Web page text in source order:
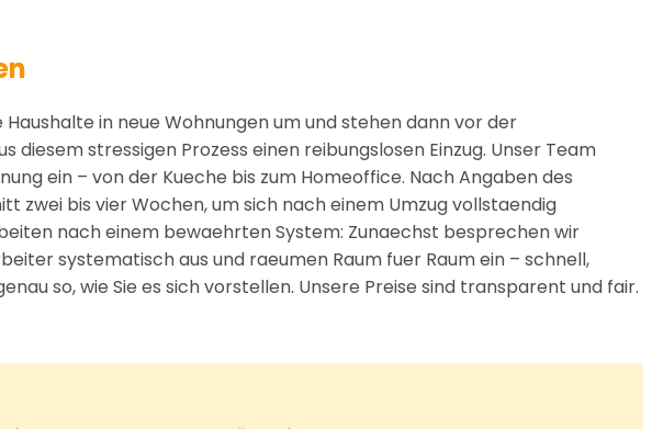
in neue Wohnungen um und stehen dann vor der
diesem stressigen Prozess einen reibungslosen Einzug. Unser Team
ein – von der Kueche bis zum Homeoffice. Nach Angaben des
zwei bis vier Wochen, um sich nach einem Umzug vollstaendig
nach einem bewaehrten System: Zunaechst besprechen wir
systematisch aus und raeumen Raum fuer Raum ein – schnell,
so, wie Sie es sich vorstellen. Unsere Preise sind transparent und fair.